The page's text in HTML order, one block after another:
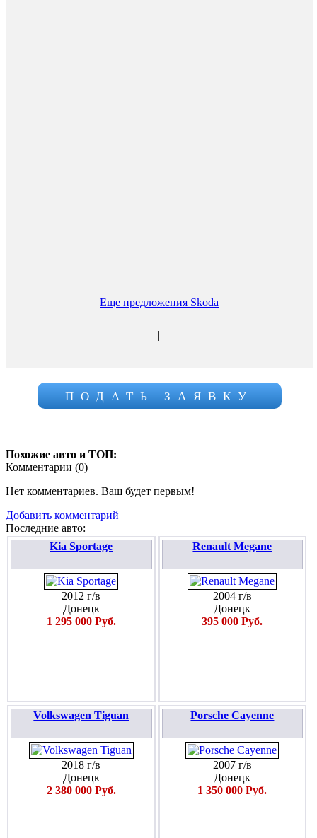
Еще предложения Skoda
|
ПОДАТЬ ЗАЯВКУ
Похожие авто и ТОП:
Комментарии (0)
Нет комментариев. Ваш будет первым!
Добавить комментарий
Последние авто:
Kia Sportage
2012 г/в
Донецк
1 295 000 Руб.
Renault Megane
2004 г/в
Донецк
395 000 Руб.
Volkswagen Tiguan
2018 г/в
Донецк
2 380 000 Руб.
Porsche Cayenne
2007 г/в
Донецк
1 350 000 Руб.